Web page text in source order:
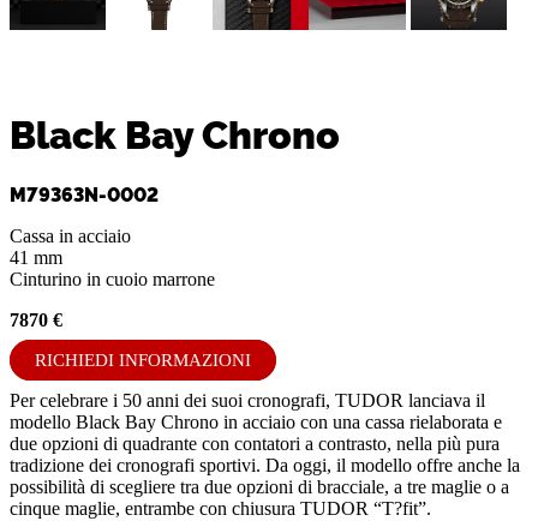
Black Bay Chrono
M79363N-0002
Cassa in acciaio
41 mm
Cinturino in cuoio marrone
7870 €
RICHIEDI INFORMAZIONI
Per celebrare i 50 anni dei suoi cronografi, TUDOR lanciava il
modello Black Bay Chrono in acciaio con una cassa rielaborata e
due opzioni di quadrante con contatori a contrasto, nella più pura
tradizione dei cronografi sportivi. Da oggi, il modello offre anche la
possibilità di scegliere tra due opzioni di bracciale, a tre maglie o a
cinque maglie, entrambe con chiusura TUDOR “T?fit”.